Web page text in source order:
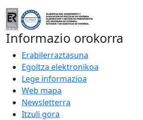
Informazio orokorra
Erabilerraztasuna
Egoitza elektronikoa
Lege informazioa
Web mapa
Newsletterra
Itzuli gora